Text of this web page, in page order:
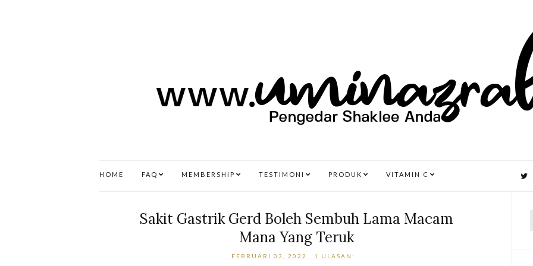
HOME FAQ MEMBERSHIP TESTIMONI PRODUK VITAMIN C
Sakit Gastrik Gerd Boleh Sembuh Lama Macam
Mana Yang Teruk
FEBRUARI 03, 2022 1 ULASAN: